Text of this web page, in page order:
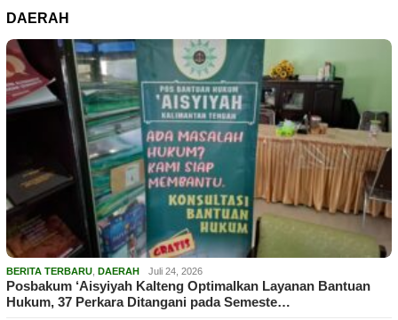
DAERAH
BERITA TERBARU DAERAH Juli 24, 2026
Posbakum ‘Aisyiyah Kalteng Optimalkan Layanan Bantuan
Hukum, 37 Perkara Ditangani pada Semeste…